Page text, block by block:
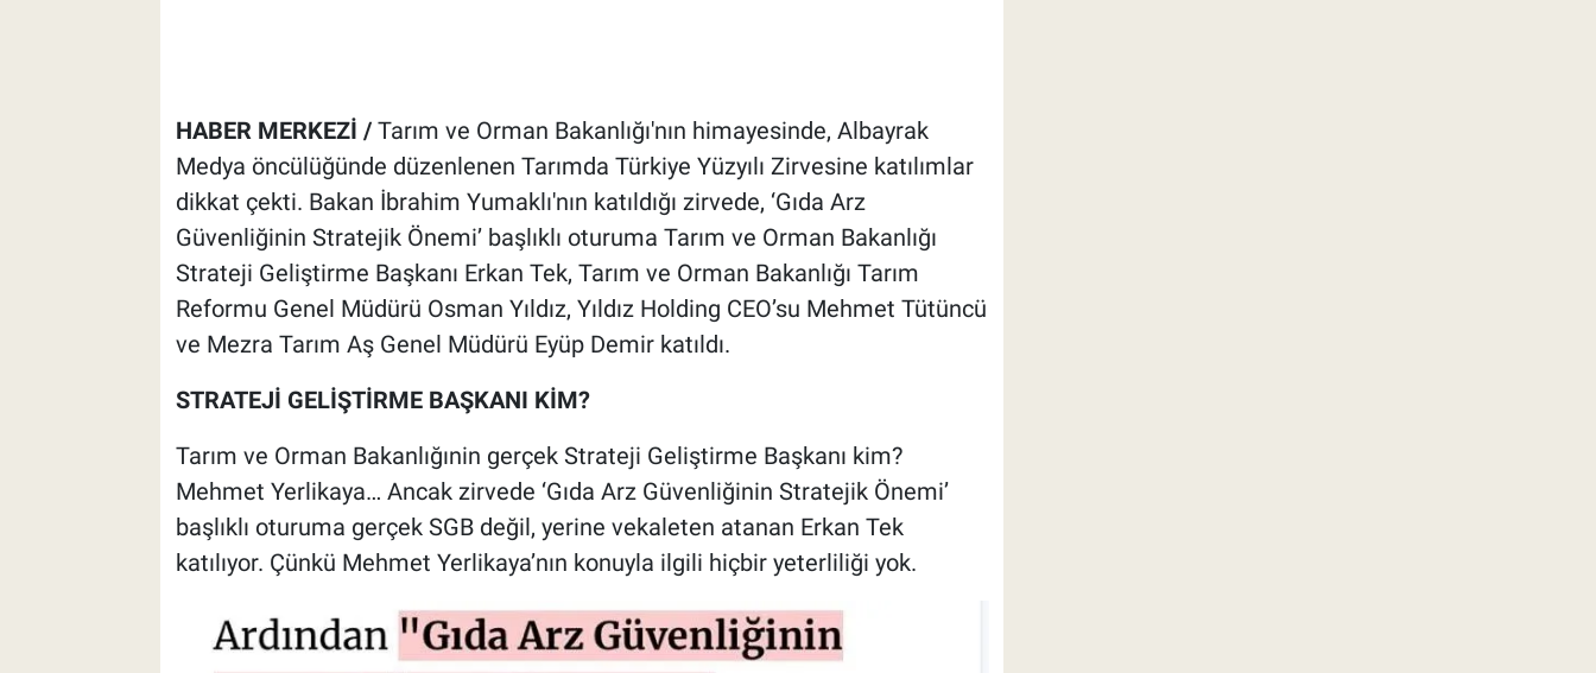
HABER MERKEZİ / Tarım ve Orman Bakanlığı'nın himayesinde, Albayrak
Medya öncülüğünde düzenlenen Tarımda Türkiye Yüzyılı Zirvesine katılımlar
dikkat çekti. Bakan İbrahim Yumaklı'nın katıldığı zirvede, ‘Gıda Arz
Güvenliğinin Stratejik Önemi’ başlıklı oturuma Tarım ve Orman Bakanlığı
Strateji Geliştirme Başkanı Erkan Tek, Tarım ve Orman Bakanlığı Tarım
Reformu Genel Müdürü Osman Yıldız, Yıldız Holding CEO’su Mehmet Tütüncü
ve Mezra Tarım Aş Genel Müdürü Eyüp Demir katıldı.
STRATEJİ GELİŞTİRME BAŞKANI KİM?
Tarım ve Orman Bakanlığınin gerçek Strateji Geliştirme Başkanı kim?
Mehmet Yerlikaya… Ancak zirvede ‘Gıda Arz Güvenliğinin Stratejik Önemi’
başlıklı oturuma gerçek SGB değil, yerine vekaleten atanan Erkan Tek
katılıyor. Çünkü Mehmet Yerlikaya’nın konuyla ilgili hiçbir yeterliliği yok.